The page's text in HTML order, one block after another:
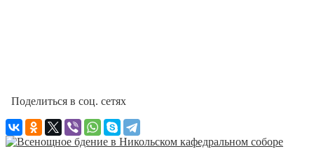
Поделиться в соц. сетях